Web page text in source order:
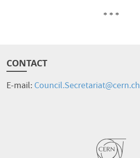
* * *
CONTACT
E-mail:Council.Secretariat@cern.ch